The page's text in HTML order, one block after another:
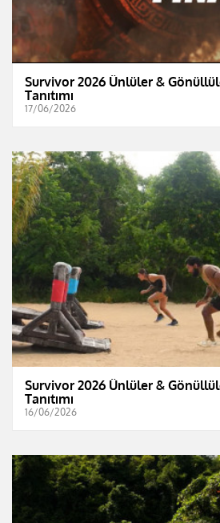
Survivor 2026 Ünlüler &
Tanıtımı
17/06/2026
Survivor 2026 Ünlüler &
Tanıtımı
16/06/2026